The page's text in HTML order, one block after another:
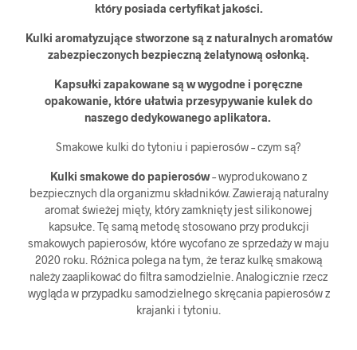
który posiada certyfikat jakości.
Kulki aromatyzujące stworzone są z naturalnych aromatów
zabezpieczonych bezpieczną żelatynową osłonką.
Kapsułki zapakowane są w wygodne i poręczne
opakowanie, które ułatwia przesypywanie kulek do
naszego dedykowanego aplikatora.
Smakowe kulki do tytoniu i papierosów – czym są?
Kulki smakowe do papierosów– wyprodukowano z
bezpiecznych dla organizmu składników. Zawierają naturalny
aromat świeżej mięty, który zamknięty jest silikonowej
kapsułce. Tę samą metodę stosowano przy produkcji
smakowych papierosów, które wycofano ze sprzedaży w maju
2020 roku. Różnica polega na tym, że teraz kulkę smakową
należy zaaplikować do filtra samodzielnie. Analogicznie rzecz
wygląda w przypadku samodzielnego skręcania papierosów z
krajanki i tytoniu.